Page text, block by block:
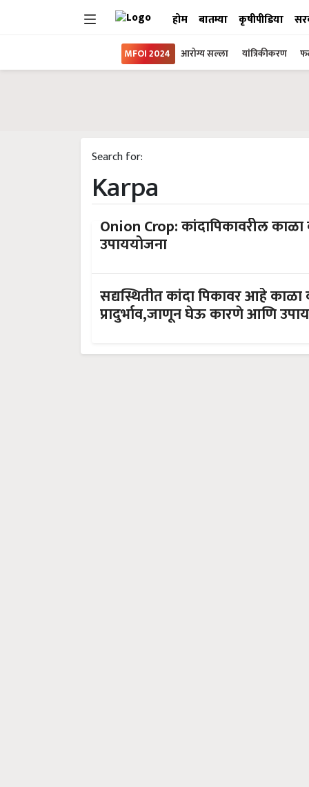
होम बातम्या कृषीपीडिया
MFOI 2024 आरोग्य सल्ला यांत्रिकीकरण
Search for:
Karpa
Onion Crop: कांदापिकावरील
उपाययोजना
सद्यस्थितीत कांदा पिकावर आहे
प्रादुर्भाव,जाणून घेऊ कारणे